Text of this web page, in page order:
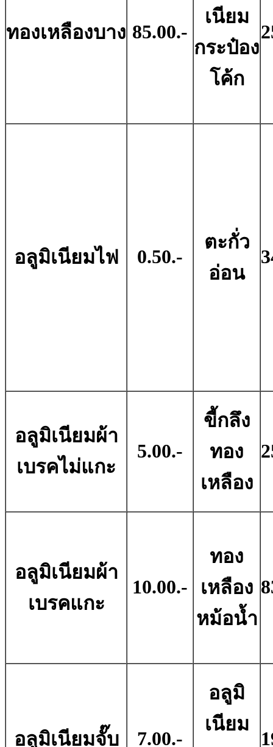
ทองเหลืองบาง 85.00.-
เนียม
กระป๋อง
โค้ก
อลูมิเนียมไฟ 0.50.-
ตะกั่ว
อ่อน
อลูมิเนียมผ้า
เบรคไม่แกะ
5.00.-
ขี้กลึง
ทอง
เหลือง
อลูมิเนียมผ้า
เบรคแกะ
10.00.-
ทอง
เหลือง
หม้อน้ำ
อลูมิเนียมจั๊บ 7.00.-
อลูมิ
เนียม